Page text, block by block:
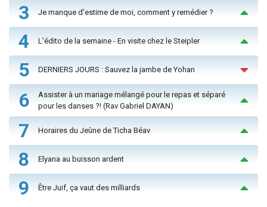
3 Je manque d'estime de moi, comment y remédier ?
4 L'édito de la semaine - En visite chez le Steipler
5 DERNIERS JOURS : Sauvez la jambe de Yohan
6
Assister à un mariage mélangé pour le repas et séparé
pour les danses ?! (Rav Gabriel DAYAN)
7 Horaires du Jeûne de Ticha Béav
8 Elyana au buisson ardent
9 Être Juif, ça vaut des milliards